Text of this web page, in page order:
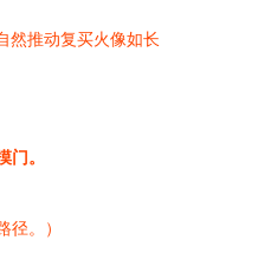
然推动复买火像如长
。
。）